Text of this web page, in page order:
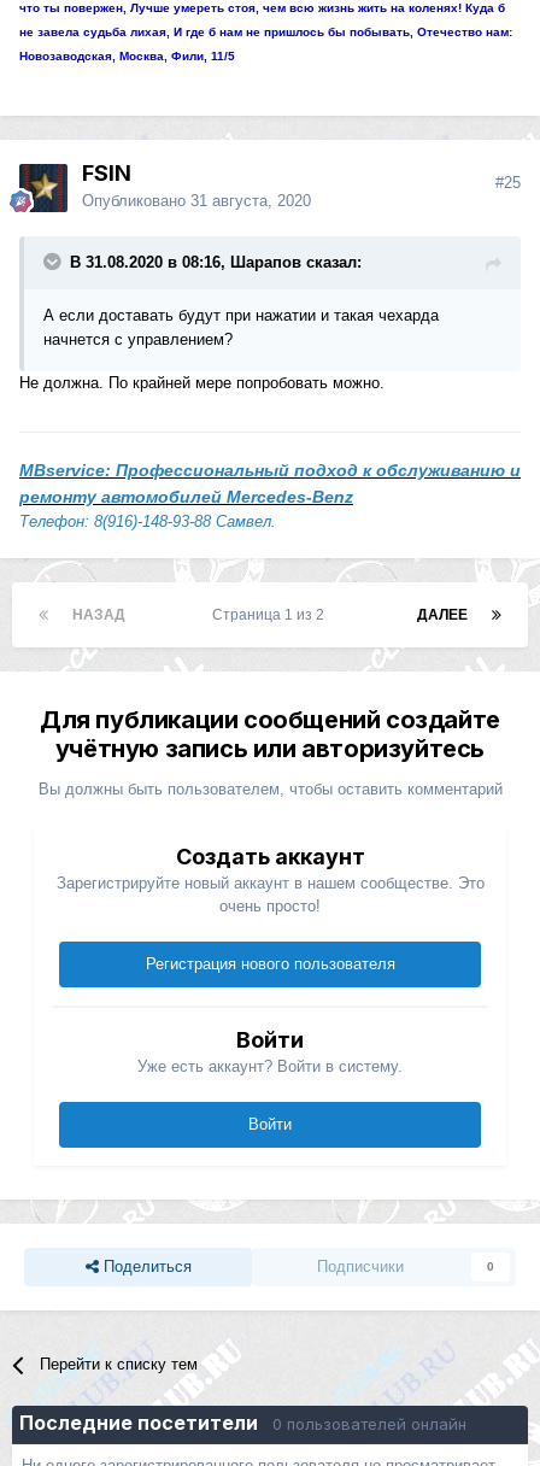
что ты повержен, Лучше умереть стоя, чем всю жизнь жить на коленях! Куда б
не завела судьба лихая, И где б нам не пришлось бы побывать, Отечество нам:
Новозаводская, Москва, Фили, 11/5
FSIN
Опубликовано 31 августа, 2020
#25
В 31.08.2020 в 08:16, Шарапов сказал:
А если доставать будут при нажатии и такая чехарда
начнется с управлением?
Не должна. По крайней мере попробовать можно.
MBservice: Профессиональный подход к обслуживанию и
ремонту автомобилей Mercedes-Benz
Телефон: 8(916)-148-93-88 Самвел.
НАЗАД ДАЛЕЕ
Страница 1 из 2
Для публикации сообщений создайте
учётную запись или авторизуйтесь
Вы должны быть пользователем, чтобы оставить комментарий
Создать аккаунт
Зарегистрируйте новый аккаунт в нашем сообществе. Это
очень просто!
Регистрация нового пользователя
Войти
Уже есть аккаунт? Войти в систему.
Войти
Поделиться Подписчики 0
Перейти к списку тем
Последние посетители 0 пользователей онлайн